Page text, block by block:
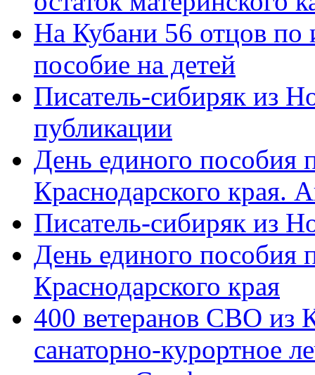
На Кубани 56 отцов по
пособие на детей
Писатель-сибиряк из
публикации
День единого пособия
Краснодарского края.
Писатель-сибиряк из
День единого пособия
Краснодарского края
400 ветеранов СВО из
санаторно-курортное